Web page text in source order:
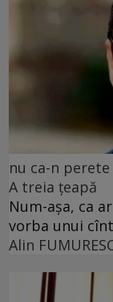
nu ca-n perete
A treia țeapă
Num-așa, ca
vorba unui
Alin